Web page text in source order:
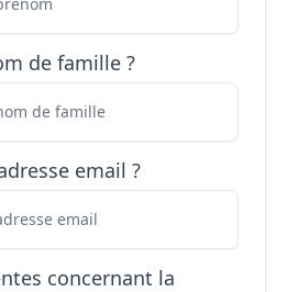
de famille ?
email ?
concernant la